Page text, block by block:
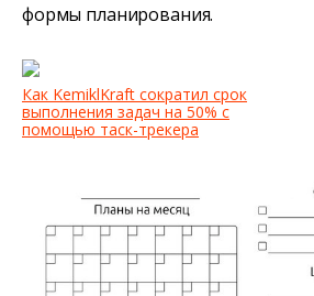
формы планирования.
Как KemiklKraft сократил срок
выполнения задач на 50% с
помощью таск-трекера